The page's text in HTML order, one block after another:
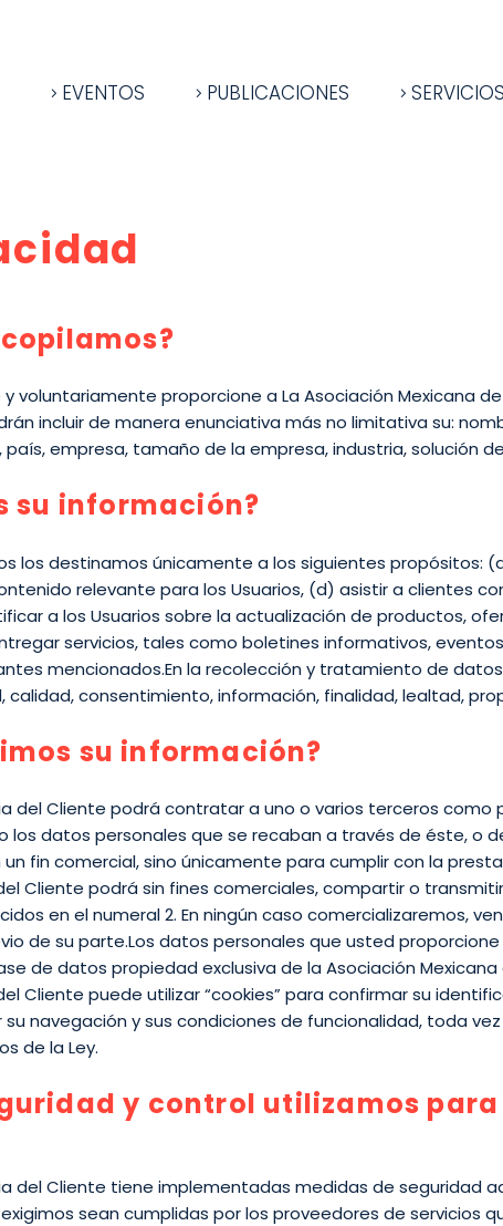
EVENTOS PUBLICACIONES
voluntariamente proporcione a La Asociación Mexicana
incluir de manera enunciativa más no limitativa su:
empresa, tamaño de la empresa, industria, solución
su información?
los destinamos únicamente a los siguientes propósitos:
relevante para los Usuarios, (d) asistir a clientes
a los Usuarios sobre la actualización de productos,
servicios, tales como boletines informativos,
mencionados.En la recolección y tratamiento de
calidad, consentimiento, información, finalidad, lealtad,
su información?
del Cliente podrá contratar a uno o varios terceros
datos personales que se recaban a través de éste, o
fin comercial, sino únicamente para cumplir con la
Cliente podrá sin fines comerciales, compartir o
en el numeral 2. En ningún caso comercializaremos,
de su parte.Los datos personales que usted
de datos propiedad exclusiva de la Asociación
Cliente puede utilizar “cookies” para confirmar su
navegación y sus condiciones de funcionalidad, toda
de la Ley.
y control utilizamos
del Cliente tiene implementadas medidas de
sean cumplidas por los proveedores de